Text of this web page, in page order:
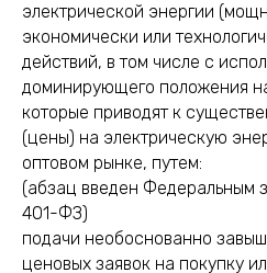
электрической энергии
экономически или
действий, в том числе с
доминирующего положения
которые приводят к
(цены) на электрическую
оптовом рынке, путем:
(абзац введен Федеральным
401-ФЗ)
подачи необоснованно
ценовых заявок на покупку